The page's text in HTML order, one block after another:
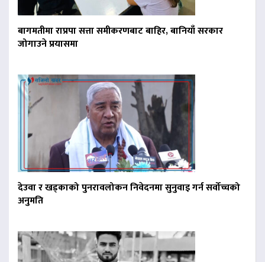
बागमतीमा राप्रपा सत्ता समीकरणबाट बाहिर, बानियाँ सरकार
जोगाउने प्रयासमा
देउवा र खड्काको पुनरावलोकन निवेदनमा सुनुवाइ गर्न सर्वोच्चको
अनुमति